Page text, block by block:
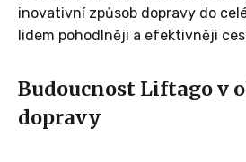
inovativní způsob dopravy do
lidem pohodlněji a efektivněji
Budoucnost Liftago v
dopravy